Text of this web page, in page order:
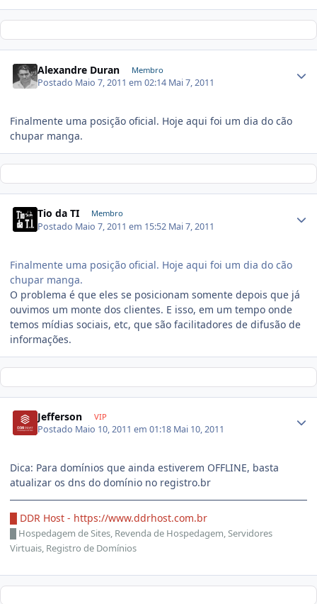
Alexandre Duran Membro
Postado Maio 7, 2011 em 02:14 Mai 7, 2011
Finalmente uma posição oficial. Hoje aqui foi um dia do cão
chupar manga.
Tio da TI Membro
Postado Maio 7, 2011 em 15:52 Mai 7, 2011
Finalmente uma posição oficial. Hoje aqui foi um dia do cão
chupar manga.
O problema é que eles se posicionam somente depois que já
ouvimos um monte dos clientes. E isso, em um tempo onde
temos mídias sociais, etc, que são facilitadores de difusão de
informações.
Jefferson VIP
Postado Maio 10, 2011 em 01:18 Mai 10, 2011
Dica: Para domínios que ainda estiverem OFFLINE, basta
atualizar os dns do domínio no registro.br
█ DDR Host - https://www.ddrhost.com.br
Hospedagem de Sites, Revenda de Hospedagem, Servidores
Virtuais, Registro de Domínios